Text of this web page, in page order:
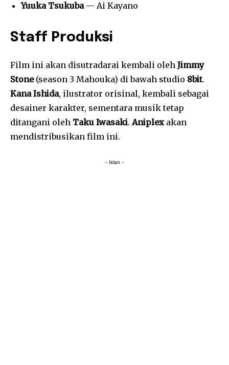
Yuuka Tsukuba— Ai Kayano
Staff Produksi
Film ini akan disutradarai kembali oleh Jimmy
Stone(season 3 Mahouka) di bawah studio 8bit.
Kana Ishida, ilustrator orisinal, kembali sebagai
desainer karakter, sementara musik tetap
ditangani oleh Taku Iwasaki.Aniplex akan
mendistribusikan film ini.
- Iklan -